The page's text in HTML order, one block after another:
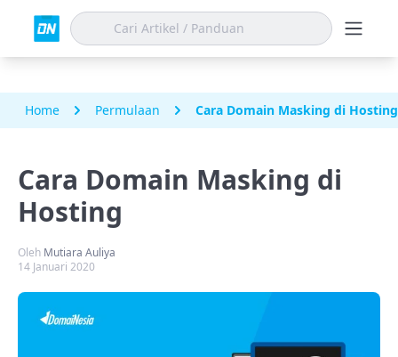
Home Permulaan Cara Domain Masking di Hosting
Cara Domain Masking di
Hosting
Oleh Mutiara Auliya
14 Januari 2020